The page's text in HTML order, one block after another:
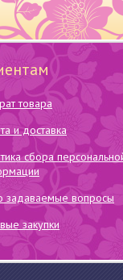
товара
и доставка
сбора
задаваемые вопросы
закупки